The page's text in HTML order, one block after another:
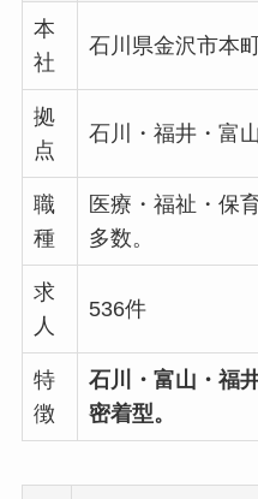
本
社
石川県金沢市本
拠
点
石川・福井・富
職
種
医療・福祉・保
多数。
求
人
536件
特
徴
石川・富山・福
密着型。